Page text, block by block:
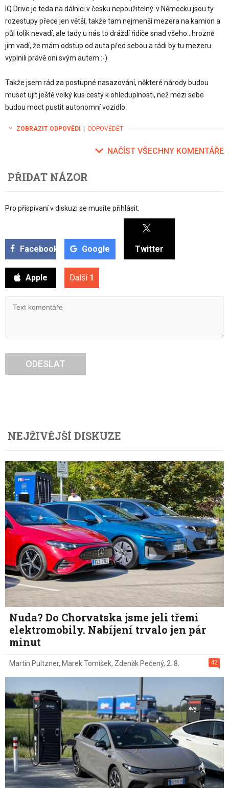
IQ.Drive je teda na dálnici v česku nepoužitelný..v Německu jsou ty
rozestupy přece jen větší, takže tam nejmenší mezera na kamion a
půl tolik nevadí, ale tady u nás to dráždí řidiče snad všeho...hrozně
jim vadí, že mám odstup od auta před sebou a rádi by tu mezeru
vyplnili právě oni svým autem :-)
Takže jsem rád za postupné nasazování, některé národy budou
muset ujít ještě velký kus cesty k ohleduplnosti, než mezi sebe
budou moct pustit autonomní vozidlo.
ZOBRAZIT ODPOVĚDI ODPOVĚDĚT
NAČÍST VŠECHNY KOMENTÁŘE
PŘIDAT NÁZOR
Pro přispívaní v diskuzi se musíte přihlásit:
Facebook Google Twitter
Apple Další 1
ODESLAT
NEJŽIVĚJŠÍ DISKUZE
Nuda? Do Chorvatska jsme jeli třemi
elektromobily. Nabíjení trvalo jen pár
minut
42
Martin Pultzner, Marek Tomíšek, Zdeněk Pečený, 2. 8.